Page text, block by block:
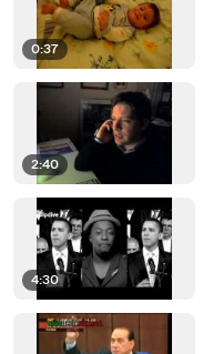
0:37
2:40
4:30